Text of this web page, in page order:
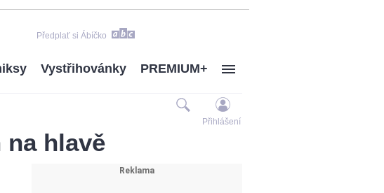
Předplať si Ábíčko
Vystřihovánky PREMIUM+
Přihlášení
na hlavě